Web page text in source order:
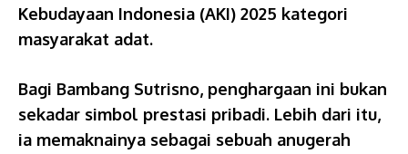
Kebudayaan Indonesia (AKI) 2025 kategori
masyarakat adat.
Bagi Bambang Sutrisno, penghargaan ini bukan
sekadar simbol prestasi pribadi. Lebih dari itu,
ia memaknainya sebagai sebuah anugerah